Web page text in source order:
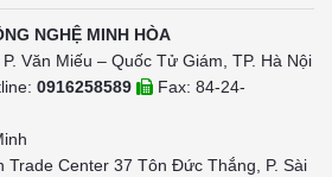
NGHỆ MINH HÒA
Văn Miếu – Quốc Tử Giám, TP. Hà Nội
0916258589
Fax: 84-24-
Trade Center 37 Tôn Đức Thắng, P. Sài